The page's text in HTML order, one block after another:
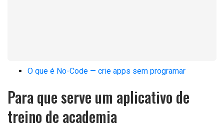
O que é No-Code — crie apps sem programar
Para que serve um aplicativo de
treino de academia